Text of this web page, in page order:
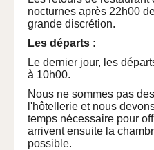
nocturnes après 22h00
grande discrétion.
Les départs :
Le dernier jour, les
à 10h00.
Nous ne sommes pas
l'hôtellerie et nous
temps nécessaire pour
arrivent ensuite la
possible.